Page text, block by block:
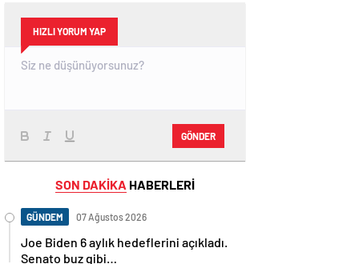
HIZLI YORUM YAP
GÖNDER
SON DAKİKA HABERLERİ
GÜNDEM 07 Ağustos 2026
Joe Biden 6 aylık hedeflerini açıkladı.
Senato buz gibi…